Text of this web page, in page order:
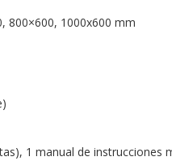
800×600, 1000x600 mm
1 manual de instrucciones